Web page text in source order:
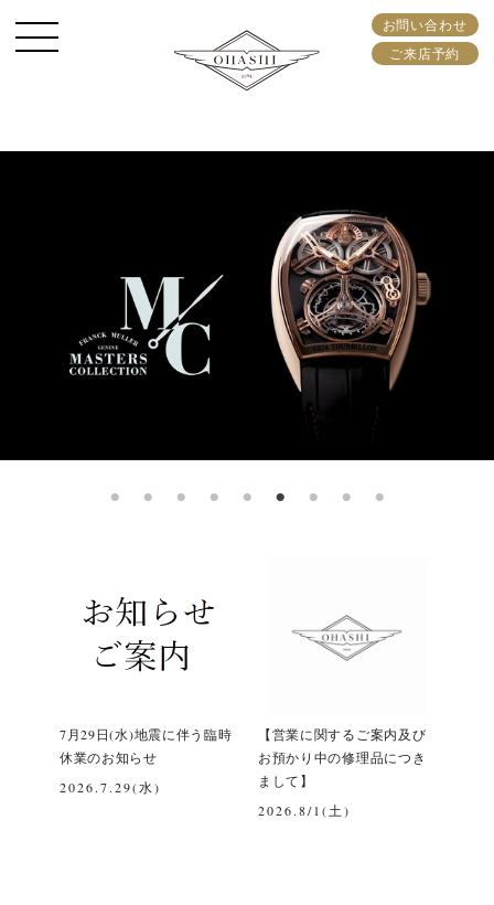
お問い合わせ
ご来店予約
7月29日(水)地震に伴う臨時
休業のお知らせ
2026.7.29(水)
【営業に関するご案内及び
お預かり中の修理品につき
まして】
2026.8/1(土)